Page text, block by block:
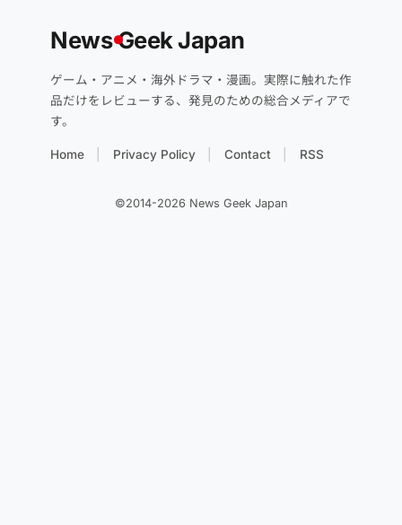
NewsGeek Japan
ゲーム・アニメ・海外ドラマ・漫画。実際に触れた作
品だけをレビューする、発見のための総合メディアで
す。
Home Privacy Policy Contact RSS
©2014-2026 News Geek Japan